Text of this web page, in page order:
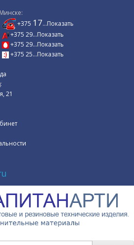
+375 17...Показать
+375 29...Показать
+375 29...Показать
+375 25...Показать
21